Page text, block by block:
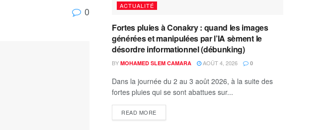
0 ACTUALITÉ
Fortes pluies à Conakry : quand les images
générées et manipulées par l’IA sèment le
désordre informationnel (débunking)
BY MOHAMED SLEM CAMARA AOÛT 4, 2026 0
Dans la journée du 2 au 3 août 2026, à la suite des
fortes pluies qui se sont abattues sur...
READ MORE